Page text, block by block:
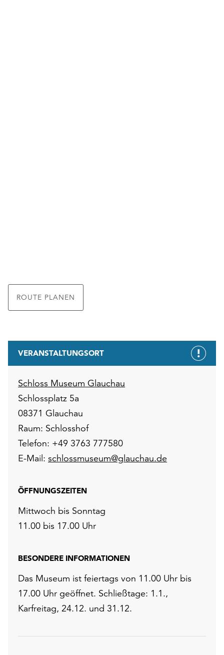
ROUTE PLANEN
VERANSTALTUNGSORT
Schloss Museum Glauchau
Schlossplatz 5a
08371 Glauchau
Raum: Schlosshof
Telefon: +49 3763 777580
E-Mail: schlossmuseum@glauchau.de
ÖFFNUNGSZEITEN
Mittwoch bis Sonntag
11.00 bis 17.00 Uhr
BESONDERE INFORMATIONEN
Das Museum ist feiertags von 11.00 Uhr bis
17.00 Uhr geöffnet. Schließtage: 1.1.,
Karfreitag, 24.12. und 31.12.